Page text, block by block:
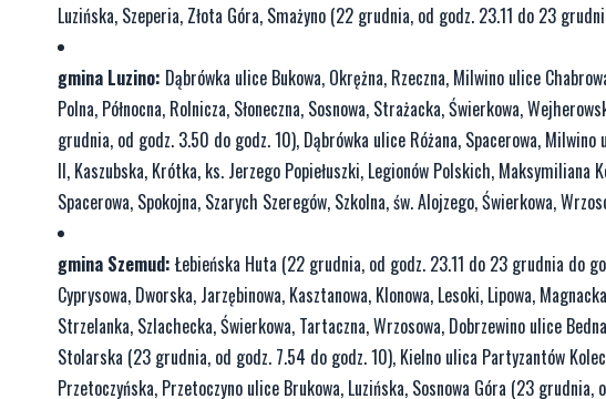
Luzińska, Szeperia, Złota Góra, Smażyno (22 grudnia, od godz. 23.11 do 23
gmina Luzino: Dąbrówka ulice Bukowa, Okrężna, Rzeczna, Milwino ulice
Polna, Północna, Rolnicza, Słoneczna, Sosnowa, Strażacka, Świerkowa,
grudnia, od godz. 3.50 do godz. 10), Dąbrówka ulice Różana, Spacerowa,
II, Kaszubska, Krótka, ks. Jerzego Popiełuszki, Legionów Polskich, Maksymiliana
Spacerowa, Spokojna, Szarych Szeregów, Szkolna, św. Alojzego, Świerkowa,
gmina Szemud: Łebieńska Huta (22 grudnia, od godz. 23.11 do 23 grudnia do
Cyprysowa, Dworska, Jarzębinowa, Kasztanowa, Klonowa, Lesoki, Lipowa,
Strzelanka, Szlachecka, Świerkowa, Tartaczna, Wrzosowa, Dobrzewino ulice
Stolarska (23 grudnia, od godz. 7.54 do godz. 10), Kielno ulica Partyzantów
Przetoczyńska, Przetoczyno ulice Brukowa, Luzińska, Sosnowa Góra (23